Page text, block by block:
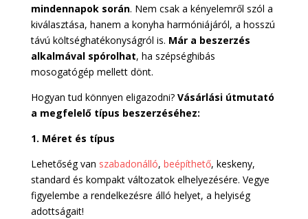
mindennapok során. Nem csak a kényelemről szól a
kiválasztása, hanem a konyha harmóniájáról, a hosszú
távú költséghatékonyságról is. Már a beszerzés
alkalmával spórolhat, ha szépséghibás
mosogatógép mellett dönt.
Hogyan tud könnyen eligazodni? Vásárlási útmutató
a megfelelő típus beszerzéséhez:
1. Méret és típus
Lehetőség van szabadonálló, beépíthető, keskeny,
standard és kompakt változatok elhelyezésére. Vegye
figyelembe a rendelkezésre álló helyet, a helyiség
adottságait!